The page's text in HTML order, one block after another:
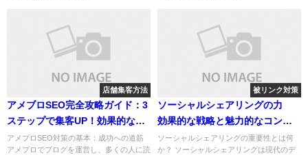
店舗集客方法
アメブロSEO完全攻略ガイド：3
ステップで集客UP！効果的な対
策と事例紹介
アメブロSEO対策の基本：成功への道筋
アメブロでブログを運営し、多くの人に読
被リンク対策
ソーシャルシェアリングの力
効果的な戦略と魅力的なコンテ
ンツの創出法
ソーシャルシェアリングの重要性とは何
か？ ソーシャルシェアリングは現代のデ